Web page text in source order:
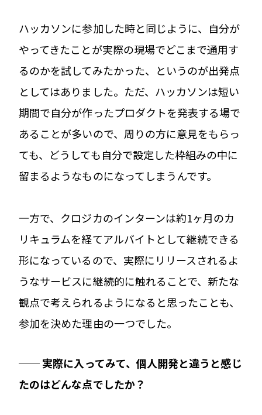
ハッカソンに参加した時と同じように、自分が
やってきたことが実際の現場でどこまで通用す
るのかを試してみたかった、というのが出発点
としてはありました。ただ、ハッカソンは短い
期間で自分が作ったプロダクトを発表する場で
あることが多いので、周りの方に意見をもらっ
ても、どうしても自分で設定した枠組みの中に
留まるようなものになってしまうんです。
一方で、クロジカのインターンは約1ヶ月のカ
リキュラムを経てアルバイトとして継続できる
形になっているので、実際にリリースされるよ
うなサービスに継続的に触れることで、新たな
観点で考えられるようになると思ったことも、
参加を決めた理由の一つでした。
── 実際に入ってみて、個人開発と違うと感じ
たのはどんな点でしたか？